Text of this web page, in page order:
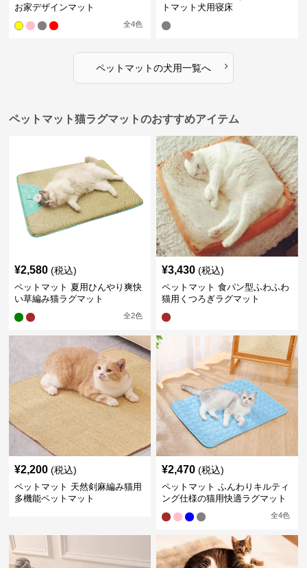
お家デザインマット
全4色
トマット犬用寝床
ペットマットの犬用一覧へ ›
ペットマット猫ラグマットのおすすめアイテム
¥2,580 (税込)
ペットマット 夏用ひんやり爽快
い草編み猫ラグマット
全2色
¥3,430 (税込)
ペットマット 食パン型ふわふわ
猫用くつろぎラグマット
¥2,200 (税込)
ペットマット 天然剣麻編み猫用
多機能ペットマット
¥2,470 (税込)
ペットマット ふんわりキルティ
ング仕様の猫用快適ラグマット
全4色